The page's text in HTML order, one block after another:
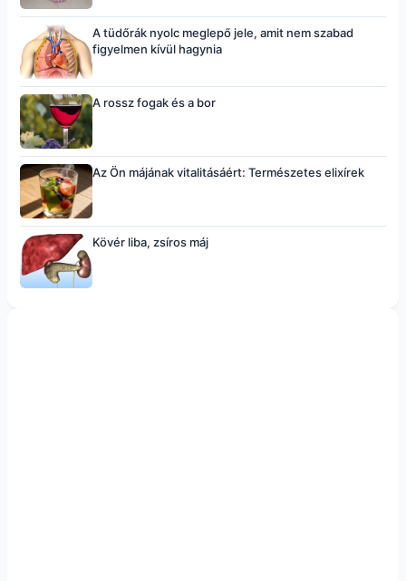
A tüdőrák nyolc meglepő jele, amit nem szabad
figyelmen kívül hagynia
A rossz fogak és a bor
Az Ön májának vitalitásáért: Természetes elixírek
Kövér liba, zsíros máj